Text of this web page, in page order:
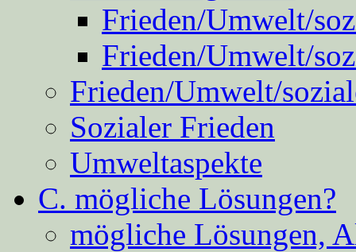
Frieden/Umwelt/
Frieden/Umwelt/
Frieden/Umwelt/
Sozialer Frieden
Umweltaspekte
C. mögliche Lösungen?
mögliche Lösungen,